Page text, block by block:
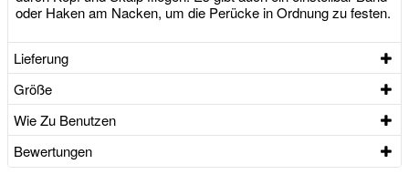
oder Haken am Nacken, um die Perücke in Ordnung zu festen.
Lieferung
Größe
Wie Zu Benutzen
Bewertungen